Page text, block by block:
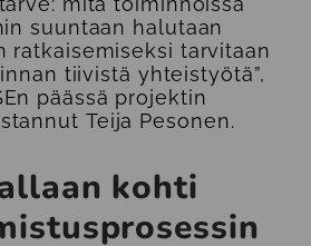
suuntaan halutaan
ratkaisemiseksi tarvitaan
tiivistä yhteistyötä”,
päässä projektin
Teija Pesonen.
kohti